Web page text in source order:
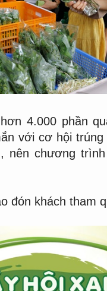
4.000 phần
với cơ hội
nên chương
đón khách tham